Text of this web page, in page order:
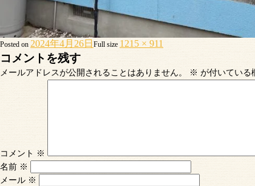
Posted on 2024年4月26日 Full size 1215 × 911
コメントを残す
メールアドレスが公開されることはありません。 ※ が付いている
コメント ※
名前 ※
メール ※